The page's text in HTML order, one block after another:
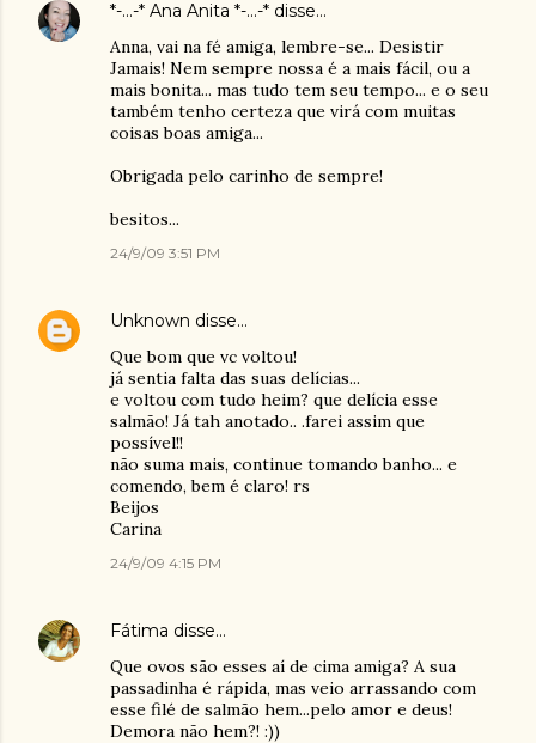
*-...-* Ana Anita *-...-* disse…
Anna, vai na fé amiga, lembre-se... Desistir
Jamais! Nem sempre nossa é a mais fácil, ou a
mais bonita... mas tudo tem seu tempo... e o seu
também tenho certeza que virá com muitas
coisas boas amiga...
Obrigada pelo carinho de sempre!
besitos...
24/9/09 3:51 PM
Unknown disse…
Que bom que vc voltou!
já sentia falta das suas delícias...
e voltou com tudo heim? que delícia esse
salmão! Já tah anotado.. .farei assim que
possível!!
não suma mais, continue tomando banho... e
comendo, bem é claro! rs
Beijos
Carina
24/9/09 4:15 PM
Fátima disse…
Que ovos são esses aí de cima amiga? A sua
passadinha é rápida, mas veio arrassando com
esse filé de salmão hem...pelo amor e deus!
Demora não hem?! :))